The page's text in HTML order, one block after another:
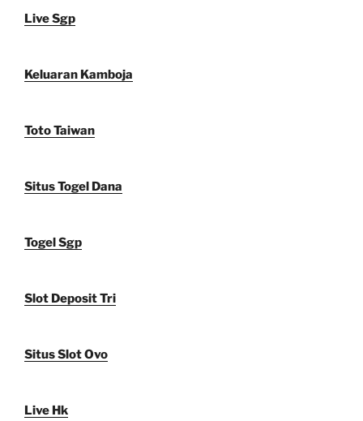
Live Sgp
Keluaran Kamboja
Toto Taiwan
Situs Togel Dana
Togel Sgp
Slot Deposit Tri
Situs Slot Ovo
Live Hk